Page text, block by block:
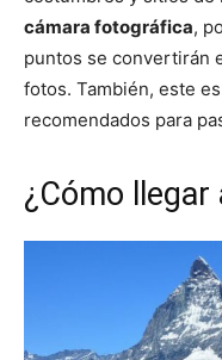
cámara fotográfica,
puntos se convertirán
fotos. También, este
recomendados para
¿Cómo